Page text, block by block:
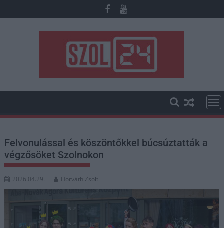
to
Felvonulással és köszöntőkkel búcsúztatták a
végzősöket Szolnokon
2026.04.29. Horváth Zsolt